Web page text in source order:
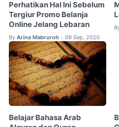
Perhatikan Hal Ini Sebelum
Tergiur Promo Belanja
Online Jelang Lebaran
By Arina Mabruroh • 09 Sep, 2020
Belajar Bahasa Arab